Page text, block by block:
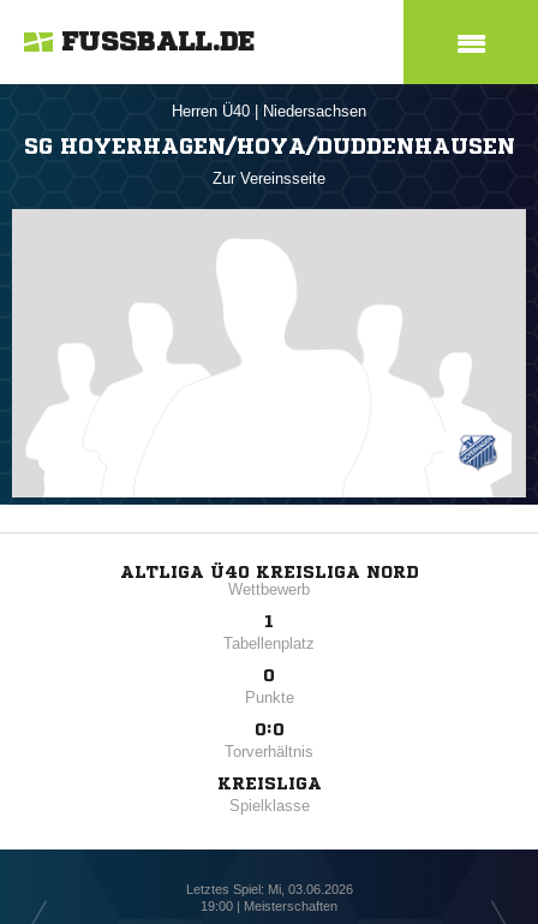
FUSSBALL.DE
Herren Ü40 Niedersachsen
SG HOYERHAGEN/HOYA/DUDDENHAUSEN
Zur Vereinsseite
ALTLIGA Ü40 KREISLIGA NORD
Wettbewerb
1
Tabellenplatz
0
Punkte
0:0
Torverhältnis
KREISLIGA
Spielklasse
Letztes Spiel: Mi, 03.06.2026
19:00 | Meisterschaften